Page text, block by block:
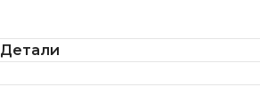
Детали